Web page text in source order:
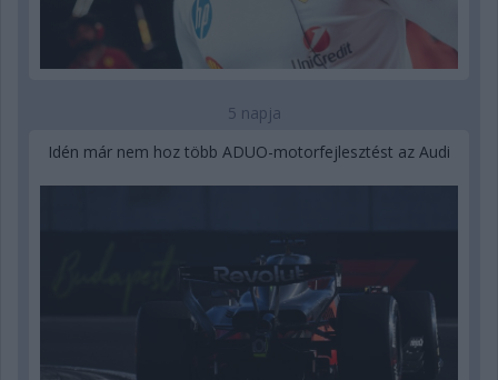
5 napja
Idén már nem hoz több ADUO-motorfejlesztést az Audi